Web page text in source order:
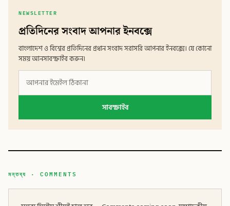
NEWSLETTER
প্রতিদিনের সংবাদ আপনার ইনবক্সে
বাংলাদেশ ও বিশ্বের প্রতিদিনের প্রধান সংবাদ সরাসরি আপনার ইনবক্সে। যে কোনো
সময় আনসাবস্ক্রাইব করুন।
সাবস্ক্রাইব
মন্তব্য · COMMENTS